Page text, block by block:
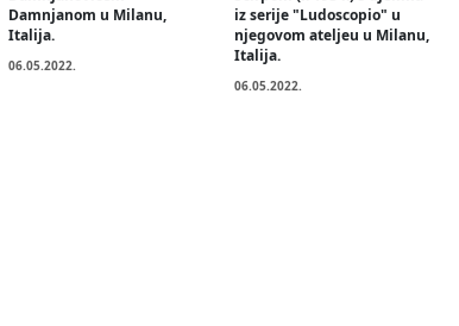
Damnjanom u Milanu,
Italija.
06.05.2022.
iz serije "Ludoscopio" u
njegovom ateljeu u Milanu,
Italija.
06.05.2022.